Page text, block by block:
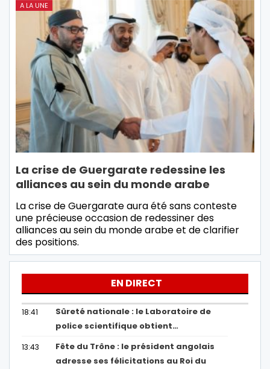
A LA UNE
La crise de Guergarate redessine les
alliances au sein du monde arabe
La crise de Guergarate aura été sans conteste
une précieuse occasion de redessiner des
alliances au sein du monde arabe et de clarifier
des positions.
EN DIRECT
18:41
Sûreté nationale : le Laboratoire de
police scientifique obtient…
13:43
Fête du Trône : le président angolais
adresse ses félicitations au Roi du